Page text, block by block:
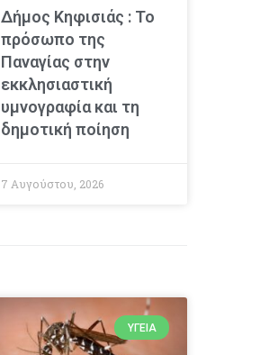
Δήμος Κηφισιάς : Το
πρόσωπο της
Παναγίας στην
εκκλησιαστική
υμνογραφία και τη
δημοτική ποίηση
7 Αυγούστου, 2026
ΥΓΕΊΑ